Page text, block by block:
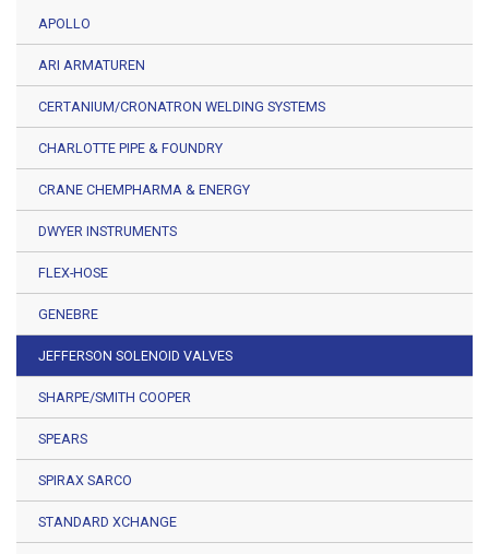
APOLLO
ARI ARMATUREN
CERTANIUM/CRONATRON WELDING SYSTEMS
CHARLOTTE PIPE & FOUNDRY
CRANE CHEMPHARMA & ENERGY
DWYER INSTRUMENTS
FLEX-HOSE
GENEBRE
JEFFERSON SOLENOID VALVES
SHARPE/SMITH COOPER
SPEARS
SPIRAX SARCO
STANDARD XCHANGE